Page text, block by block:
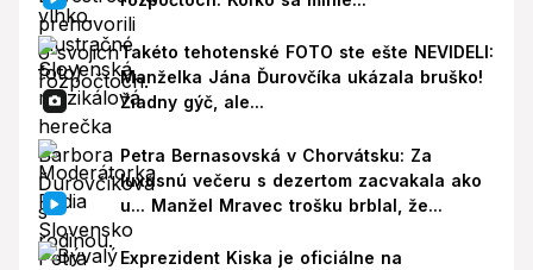
Takéto tehotenské FOTO ste ešte NEVIDELI:
Manželka Jána Ďurovčíka ukázala bruško!
Žiadny gýč, ale...
Petra Bernasovská v Chorvátsku: Za
luxusnú večeru s dezertom zacvakala ako
u... Manžel Mravec trošku brblal, že...
Exprezident Kiska je oficiálne na